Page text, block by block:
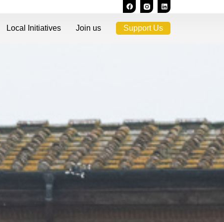
Local Initiatives Join us Support Us